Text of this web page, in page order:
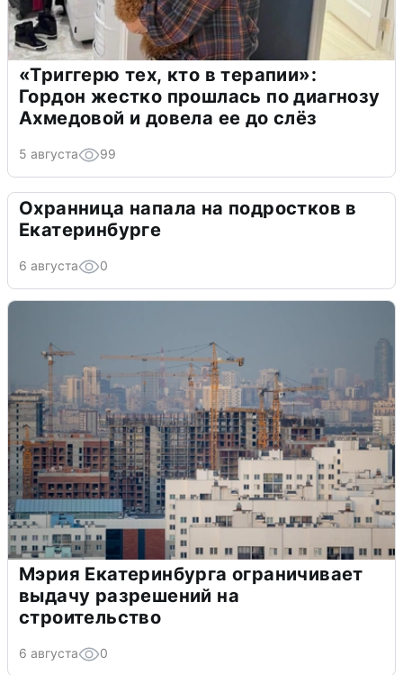
«Триггерю тех, кто в терапии»:
Гордон жестко прошлась по диагнозу
Ахмедовой и довела ее до слёз
5 августа 99
Охранница напала на подростков в
Екатеринбурге
6 августа 0
Мэрия Екатеринбурга ограничивает
выдачу разрешений на
строительство
6 августа 0